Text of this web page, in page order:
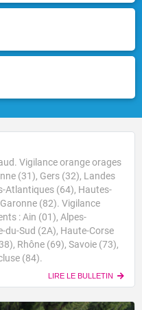
Vigilance orange orages
(31), Gers (32), Landes
Atlantiques (64), Hautes-
(82). Vigilance
: Ain (01), Alpes-
du-Sud (2A), Haute-Corse
Rhône (69), Savoie (73),
(84).
LIRE LE BULLETIN